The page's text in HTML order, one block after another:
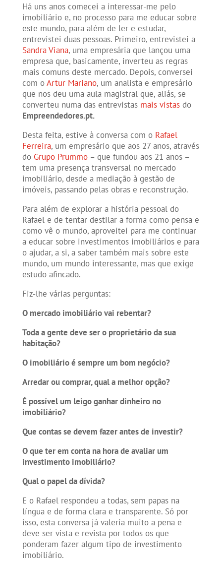
Há uns anos comecei a interessar-me pelo
imobiliário e, no processo para me educar sobre
este mundo, para além de ler e estudar,
entrevistei duas pessoas. Primeiro, entrevistei a
Sandra Viana, uma empresária que lançou uma
empresa que, basicamente, inverteu as regras
mais comuns deste mercado. Depois, conversei
com oArtur Mariano, um analista e empresário
que nos deu uma aula magistral que, aliás, se
converteu numa das entrevistas mais vistasdo
Empreendedores.pt.
Desta feita, estive à conversa com o Rafael
Ferreira, um empresário que aos 27 anos, através
do Grupo Prummo– que fundou aos 21 anos –
tem uma presença transversal no mercado
imobiliário, desde a mediação à gestão de
imóveis, passando pelas obras e reconstrução.
Para além de explorar a história pessoal do
Rafael e de tentar destilar a forma como pensa e
como vê o mundo, aproveitei para me continuar
a educar sobre investimentos imobiliários e para
o ajudar, a si, a saber também mais sobre este
mundo, um mundo interessante, mas que exige
estudo afincado.
Fiz-lhe várias perguntas:
O mercado imobiliário vai rebentar?
Toda a gente deve ser o proprietário da sua
habitação?
O imobiliário é sempre um bom negócio?
Arredar ou comprar, qual a melhor opção?
É possível um leigo ganhar dinheiro no
imobiliário?
Que contas se devem fazer antes de investir?
O que ter em conta na hora de avaliar um
investimento imobiliário?
Qual o papel da dívida?
E o Rafael respondeu a todas, sem papas na
língua e de forma clara e transparente. Só por
isso, esta conversa já valeria muito a pena e
deve ser vista e revista por todos os que
ponderam fazer algum tipo de investimento
imobiliário.